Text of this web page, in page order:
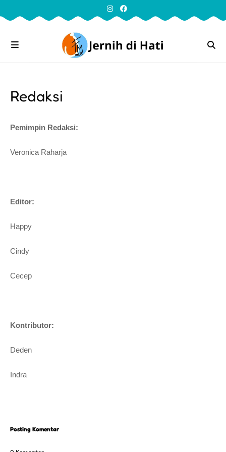
Redaksi
Pemimpin Redaksi:
Veronica Raharja
Editor:
Happy
Cindy
Cecep
Kontributor:
Deden
Indra
Posting Komentar